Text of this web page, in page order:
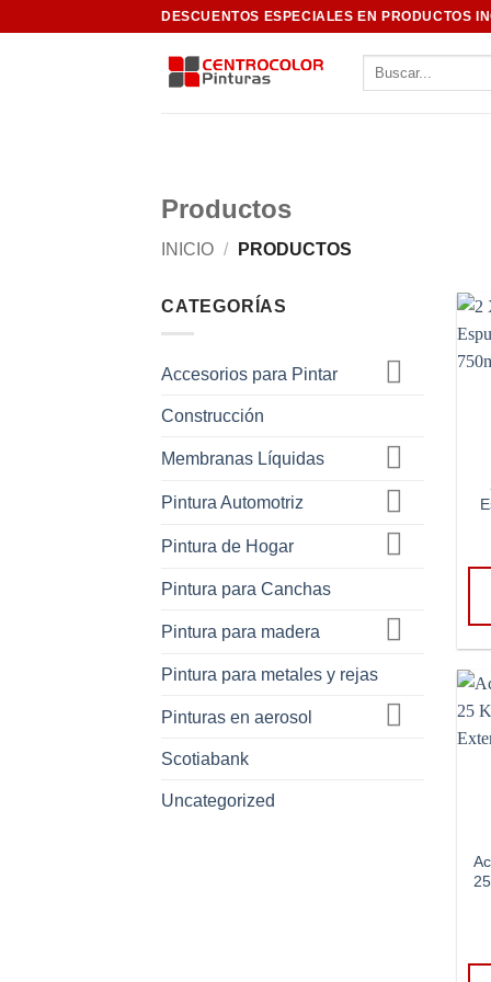
DESCUENTOS ESPECIALES EN PRODUCTOS
Buscar
Productos
INICIO / PRODUCTOS
CATEGORÍAS
Accesorios para Pintar
Construcción
Membranas Líquidas
Pintura Automotriz
Pintura de Hogar
Pintura para Canchas
Pintura para madera
Pintura para metales y rejas
Pinturas en aerosol
Scotiabank
Uncategorized